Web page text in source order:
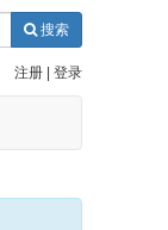
搜索
注册 登录